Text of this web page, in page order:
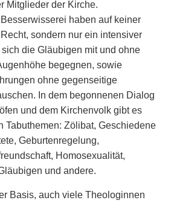
Mitglieder der Kirche.
haben auf keiner
sondern nur ein intensiver
die Gläubigen mit und ohne
begegnen, sowie
ohne gegenseitige
In dem begonnenen Dialog
und dem Kirchenvolk gibt es
Tabuthemen: Zölibat, Geschiedene
Geburtenregelung,
Homosexualität,
und andere.
Basis, auch viele Theologinnen